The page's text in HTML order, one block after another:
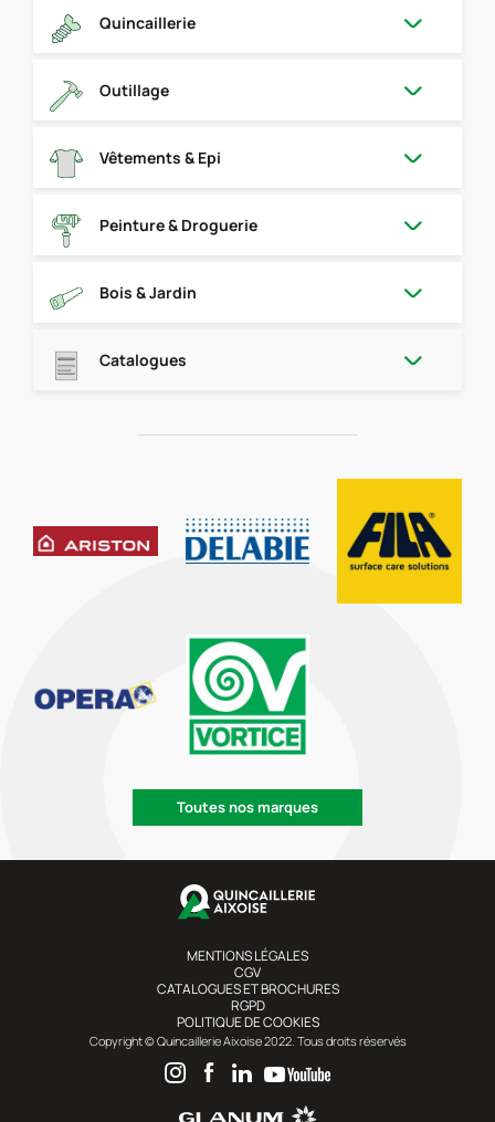
Quincaillerie
Outillage
Vêtements & Epi
Peinture & Droguerie
Bois & Jardin
Catalogues
Toutes nos marques
MENTIONS LÉGALES
CGV
CATALOGUES ET BROCHURES
RGPD
POLITIQUE DE COOKIES
Copyright © Quincaillerie Aixoise 2022. Tous droits réservés